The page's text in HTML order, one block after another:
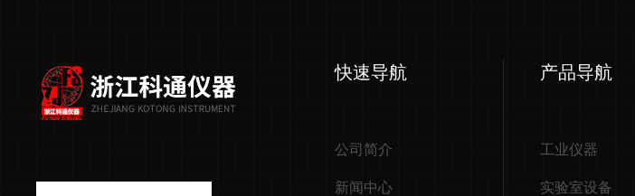
快速导航
公司简介
新闻中心
产品导航
工业仪器
实验室设备